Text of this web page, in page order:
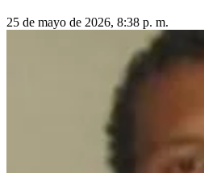
25 de mayo de 2026, 8:38 p. m.